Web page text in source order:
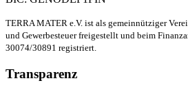
TERRA MATER e.V. ist als gemeinnütziger
und Gewerbesteuer freigestellt und beim
30074/30891 registriert.
Transparenz